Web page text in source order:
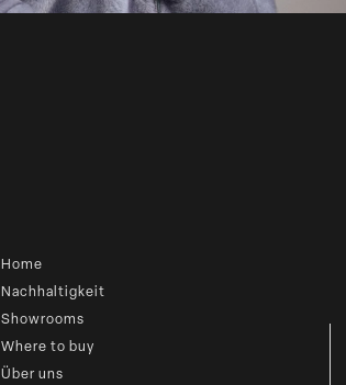
Home
Nachhaltigkeit
Showrooms
Where to buy
Über uns